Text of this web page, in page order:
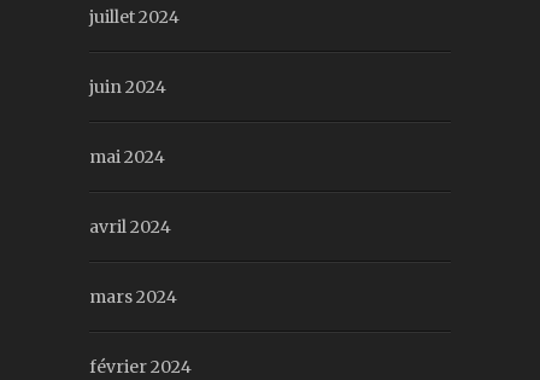
juillet 2024
juin 2024
mai 2024
avril 2024
mars 2024
février 2024